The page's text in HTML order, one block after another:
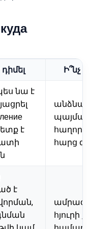
Ի՞նչ
նա է
է
հարց
է
հյուրի